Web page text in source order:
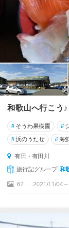
和歌山へ行こう
# そうわ果樹園 #
#浜のうたせ #海
有田・有田川
旅行記グループ 和
62 2021/11/04～